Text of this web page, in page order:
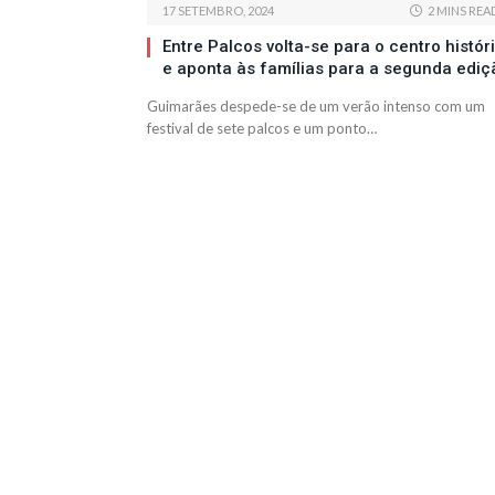
17 SETEMBRO, 2024 2 MINS
Entre Palcos volta-se para o centro
e aponta às famílias para a segunda
Guimarães despede-se de um verão intenso com um
festival de sete palcos e um ponto…